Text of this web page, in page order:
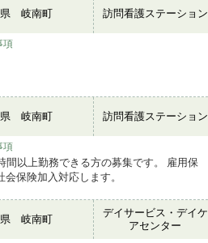
県 岐南町 訪問看護ステーション
項
県 岐南町 訪問看護ステーション
項
間以上勤務できる方の募集です。 雇用保
会保険加入対応します。
県 岐南町
デイサービス・デイケ
アセンター